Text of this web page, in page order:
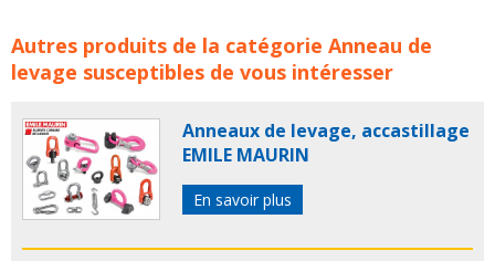
Anneaux de levage/arrimage articulé à souder JDT
concerne les familles de produits :anneau levage jdt
jdtanneau arrimage articule souder jdt
Autres produits de la catégorie Anneau de
levage susceptibles de vous intéresser
Anneaux de levage, accastillage
EMILE MAURIN
En savoir plus